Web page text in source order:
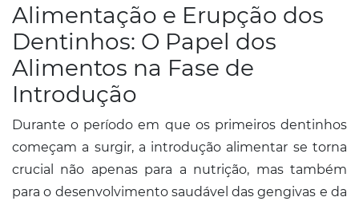
Alimentação e Erupção dos
Dentinhos: O Papel dos
Alimentos na Fase de
Introdução
Durante o período em que os primeiros dentinhos
começam a surgir, a introdução alimentar se torna
crucial não apenas para a nutrição, mas também
para o desenvolvimento saudável das gengivas e da